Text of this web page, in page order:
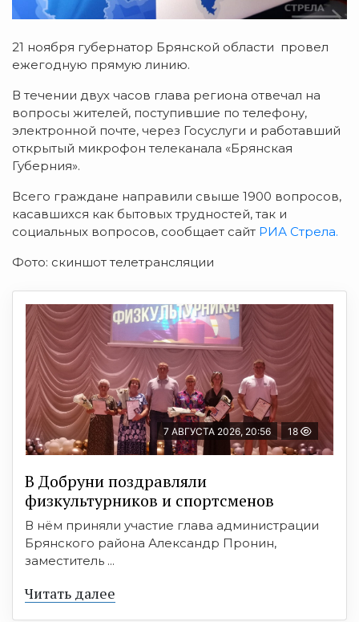
21 ноября губернатор Брянской области провел
ежегодную прямую линию.
В течении двух часов глава региона отвечал на
вопросы жителей, поступившие по телефону,
электронной почте, через Госуслуги и работавший
открытый микрофон телеканала «Брянская
Губерния».
Всего граждане направили свыше 1900 вопросов,
касавшихся как бытовых трудностей, так и
социальных вопросов, сообщает сайт РИА Стрела.
Фото: скиншот телетрансляции
7 АВГУСТА 2026, 20:56 18
В Добруни поздравляли
физкультурников и спортсменов
В нём приняли участие глава администрации
Брянского района Александр Пронин,
заместитель ...
Читать далее